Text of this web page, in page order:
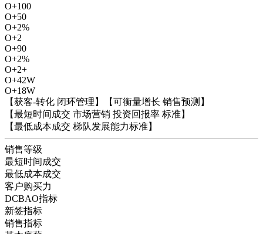
O+100
O+50
O+2%
O+2
O+90
O+2%
O+2+
O+42W
O+18W
【获客-转化 闭环管理】
【可衡量增长 销售预测】
【最短时间成交 市场营销 投资回报率 标准】
【最低成本成交 梯队发展能力标准】
销售等级
最短时间成交
最低成本成交
客户购买力
DCBAO指标
新签指标
销售指标